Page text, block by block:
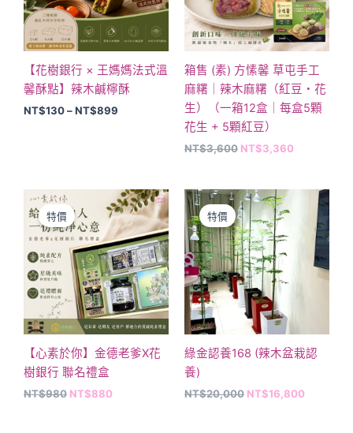
【花樹銀行 × 王媽媽法式溫
馨酥點】辣木鹹檸酥
NT$130–NT$899
種
款
式。
可
在
產
擇
選
項
箱售 (素) 方愫馨 草屯手工
麻糬｜辣木麻糬（紅豆・花
生）（一箱12盒｜每盒5顆
花生 + 5顆紅豆）
NT$3,600 NT$3,360
特價
【心素於你】金德老爹X花
樹銀行 聯名禮盒
NT$980
始
價
格：
NT$980。
NT$880
目
前
價
格：
NT$880。
特價
綠金認養168 (辣木盆栽認
養)
NT$20,000
原
始
價
格：
NT$20,000。
NT$16,800
格：
此
產
品
有
多
種
款
式。
可
在
產